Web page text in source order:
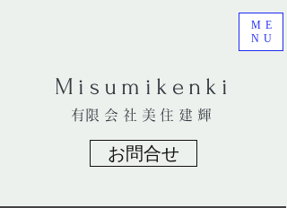
​Misumikenki
​有限会社美住建輝
お問合せ
ME
NU